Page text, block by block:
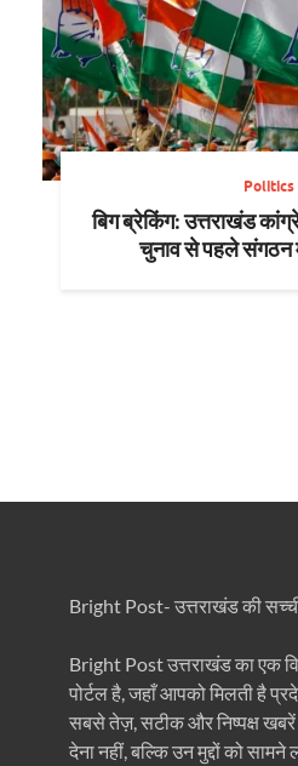
Politics
बिग ब्रेकिंग: उत्तराखंड
चुनाव से पहले संगठन
Bright Post- उत्तराखंड की
Bright Post उत्तराखंड का एक
पोर्टल है, जहाँ आपको मिलती है
सबसे तेज़, सटीक और निष्पक्ष
देना नहीं, बल्कि उन मुद्दों को